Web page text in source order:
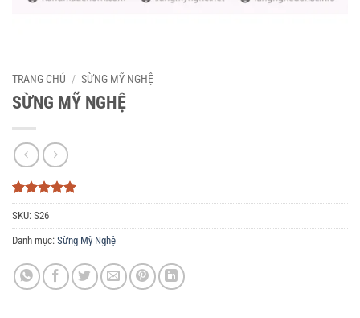
TRANG CHỦ / SỪNG MỸ NGHỆ
SỪNG MỸ NGHỆ
5trên 5
dựa trên
3
đánh giá
SKU: S26
Danh mục: Sừng Mỹ Nghệ